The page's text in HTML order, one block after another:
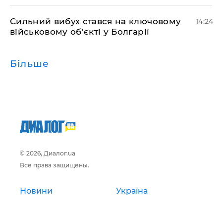
Сильний вибух стався на ключовому
військовому об'єкті у Болгарії
14:24
Більше
© 2026, Диалог.ua
Все права защищены.
Новини Україна